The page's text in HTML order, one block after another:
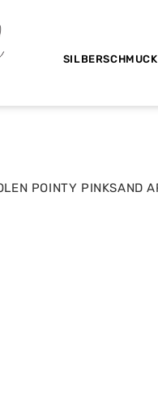
SILBERSCHMUCK